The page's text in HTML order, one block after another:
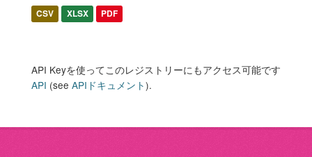
CSV XLSX PDF
API Keyを使ってこのレジストリーにもアクセス可能です
API (see APIドキュメント).